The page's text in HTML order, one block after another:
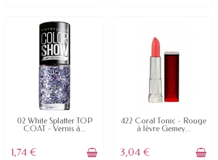
EN STOCK
02 White Splatter TOP
COAT - Vernis à...
1,74 €
EN STOCK
422 Coral Tonic - Rouge
à lèvre Gemey...
3,04 €